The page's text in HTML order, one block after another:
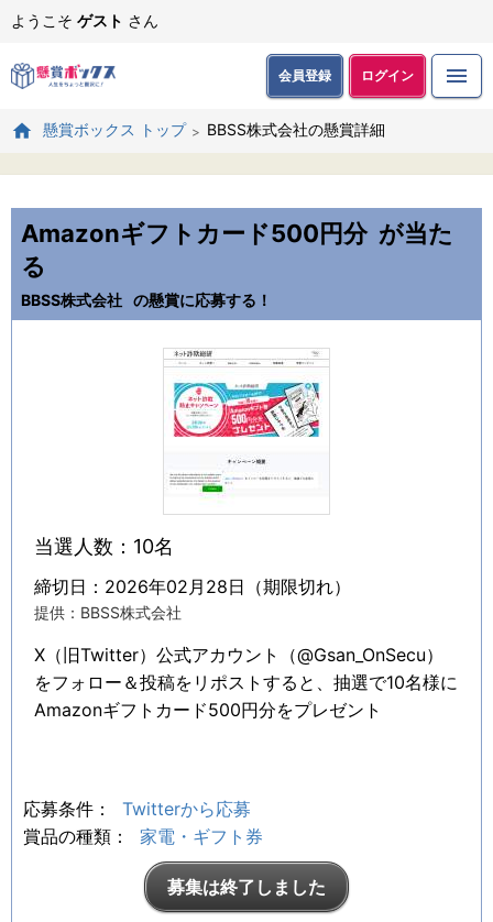
ようこそ ゲスト さん
会員登録 ログイン
懸賞ボックス トップ BBSS株式会社の懸賞詳細
Amazonギフトカード500円分 が当た
る
BBSS株式会社 の懸賞に応募する！
当選人数：10名
締切日：2026年02月28日（期限切れ）
提供：BBSS株式会社
X（旧Twitter）公式アカウント（@Gsan_OnSecu）
をフォロー＆投稿をリポストすると、抽選で10名様に
Amazonギフトカード500円分をプレゼント
応募条件：
Twitterから応募
賞品の種類：
家電・ギフト券
募集は終了しました